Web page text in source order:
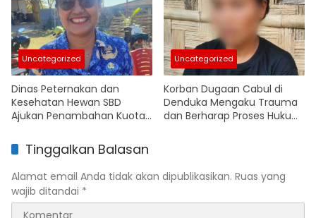
Uncategorized
Dinas Peternakan dan
Kesehatan Hewan SBD
Ajukan Penambahan Kuota
Uncategorized
Korban Dugaan Cabul di
Denduka Mengaku Trauma
dan Berharap Proses Hukum
Tinggalkan Balasan
Alamat email Anda tidak akan dipublikasikan. Ruas yang
wajib ditandai *